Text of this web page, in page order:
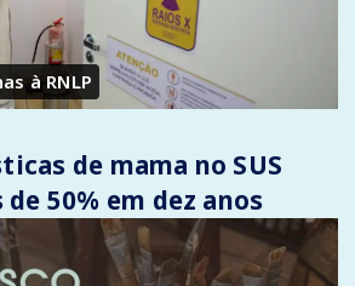
à RNLP
de mama no SUS
50% em dez anos